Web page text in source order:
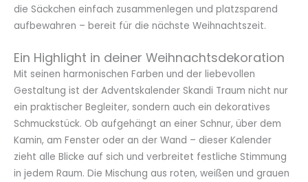
die Säckchen einfach zusammenlegen und platzsparend
aufbewahren – bereit für die nächste Weihnachtszeit.
Ein Highlight in deiner Weihnachtsdekoration
Mit seinen harmonischen Farben und der liebevollen
Gestaltung ist der Adventskalender Skandi Traum nicht nur
ein praktischer Begleiter, sondern auch ein dekoratives
Schmuckstück. Ob aufgehängt an einer Schnur, über dem
Kamin, am Fenster oder an der Wand – dieser Kalender
zieht alle Blicke auf sich und verbreitet festliche Stimmung
in jedem Raum. Die Mischung aus roten, weißen und grauen